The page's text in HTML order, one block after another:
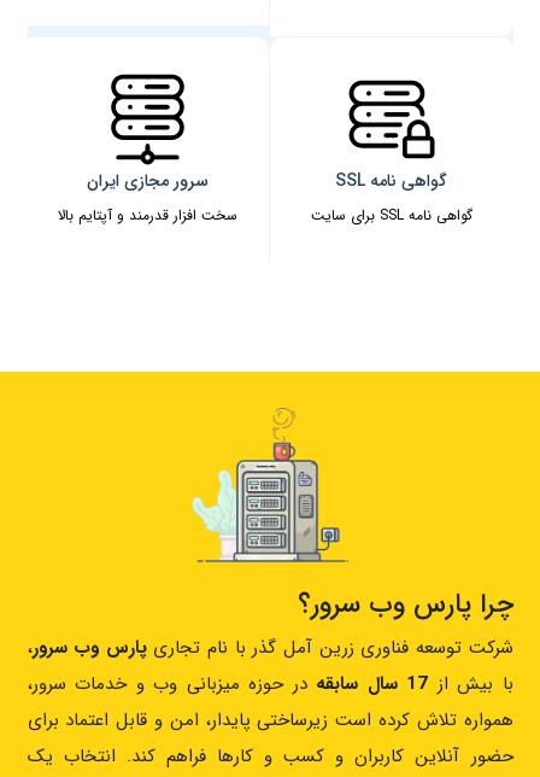
گواهی نامه SSL
گواهی نامه SSL برای سایت
سرور مجازی ایران
سخت افزار قدرمند و آپتایم بالا
چرا پارس وب‌ سرور؟
شرکت توسعه فناوری زرین آمل گذر با نام تجاریپارس وب‌ سرور،
با بیش از 17 سال سابقه
در حوزه میزبانی وب و خدمات سرور،
همواره تلاش کرده است زیرساختی پایدار، امن و قابل‌ اعتماد برای
حضور آنلاین کاربران و کسب‌ و کارها فراهم کند. انتخاب یک